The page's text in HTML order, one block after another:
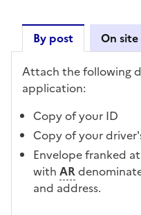
By post On site
By post
Attach the following
application:
Copy of your ID
Copy of your
Envelope franked
with AR
and address.